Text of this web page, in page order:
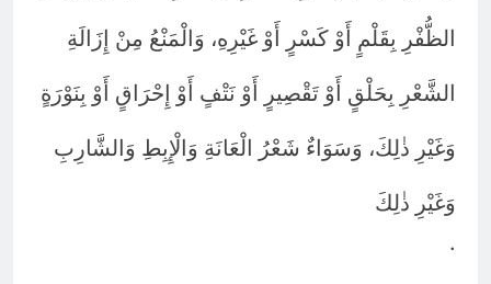
الظُّفْرِ بِقَلْمٍ أَوْ كَسْرٍ أَوْ غَيْرِهِ، وَالْمَنْعُ مِنْ إِزَالَةِ
الشَّعْرِ بِحَلْقٍ أَوْ تَقْصِيرٍ أَوْ نَتْفٍ أَوْ إِحْرَاقٍ أَوْ بِنَوْرَةٍ
وَغَيْرِ ذٰلِكَ، وَسَوَاءٌ شَعْرُ الْعَانَةِ وَالْإِبِطِ وَالشَّارِبِ
وَغَيْرِ ذٰلِكَ
.